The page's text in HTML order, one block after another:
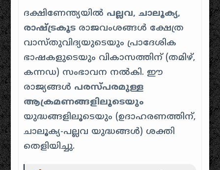
ദക്ഷിണേന്ത്യയിൽ പല്ലവ, ചാലൂക്യ,
രാഷ്ട്രകൂട രാജവംശങ്ങൾ ക്ഷേത്ര
വാസ്തുവിദ്യയുടെയും പ്രാദേശിക
ഭാഷകളുടെയും വികാസത്തിന് (തമിഴ്,
കന്നഡ) സംഭാവന നൽകി. ഈ
രാജ്യങ്ങൾ പരസ്പരമുള്ള
ആക്രമണങ്ങളിലൂടെയും
യുദ്ധങ്ങളിലൂടെയും (ഉദാഹരണത്തിന്,
ചാലൂക്യ-പല്ലവ യുദ്ധങ്ങൾ) ശക്തി
തെളിയിച്ചു.